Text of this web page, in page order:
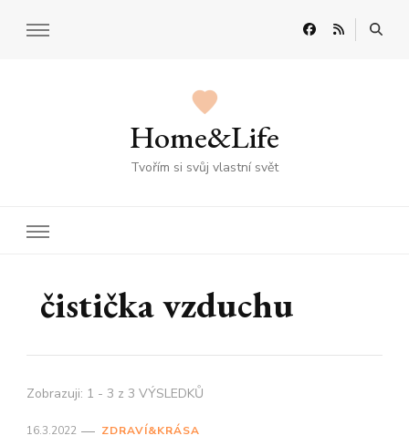
Home&Life
Tvořím si svůj vlastní svět
čistička vzduchu
Zobrazuji: 1 - 3 z 3 VÝSLEDKŮ
16.3.2022 ZDRAVÍ&KRÁSA